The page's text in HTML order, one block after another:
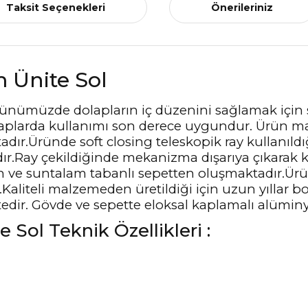
Taksit Seçenekleri Önerileriniz
Ünite Sol
dolapların iç düzenini sağlamak için
kullanımı son derece uygundur. Ürün
soft closing teleskopik ray
çekildiğinde mekanizma dışarıya
suntalam tabanlı sepetten
malzemeden üretildiği için uzun yıllar
Gövde ve sepette eloksal kaplamalı
Sol Teknik Özellikleri :